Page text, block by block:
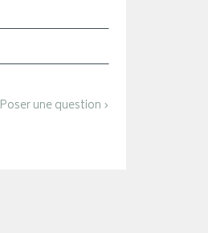
Poser une question ›